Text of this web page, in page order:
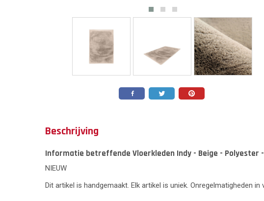
Beschrijving
Informatie betreffende Vloerkleden Indy - Beige - Polyester -
NIEUW
Dit artikel is handgemaakt. Elk artikel is uniek. Onregelmatigheden